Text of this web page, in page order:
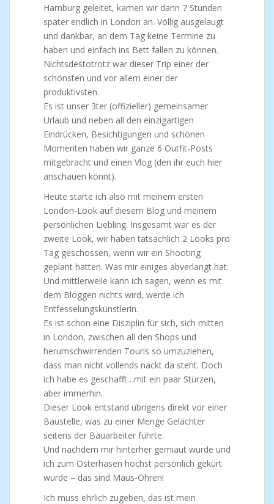
Hamburg geleitet, kamen wir dann 7 Stunden
später endlich in London an. Völlig ausgelaugt
und dankbar, an dem Tag keine Termine zu
haben und einfach ins Bett fallen zu können.
Nichtsdestotrotz war dieser Trip einer der
schönsten und vor allem einer der
produktivsten.
Es ist unser 3ter (offizieller) gemeinsamer
Urlaub und neben all den einzigartigen
Eindrücken, Besichtigungen und schönen
Momenten haben wir ganze 6 Outfit-Posts
mitgebracht und einen Vlog (den ihr euch hier
anschauen könnt).
Heute starte ich also mit meinem ersten
London-Look auf diesem Blog und meinem
persönlichen Liebling. Insgesamt war es der
zweite Look, wir haben tatsächlich 2 Looks pro
Tag geschossen, wenn wir ein Shooting
geplant hatten. Was mir einiges abverlangt hat.
Und mittlerweile kann ich sagen, wenn es mit
dem Bloggen nichts wird, werde ich
Entfesselungskünstlerin.
Es ist schon eine Disziplin für sich, sich mitten
in London, zwischen all den Shops und
herumschwirrenden Touris so umzuziehen,
dass man nicht vollends nackt da steht. Doch
ich habe es geschafft…mit ein paar Stürzen,
aber immerhin.
Dieser Look entstand übrigens direkt vor einer
Baustelle, was zu einer Menge Gelächter
seitens der Bauarbeiter führte.
Und nachdem mir hinterher gemiaut wurde und
ich zum Osterhasen höchst persönlich gekürt
wurde – das sind Maus-Ohren!
Ich muss ehrlich zugeben, das ist mein